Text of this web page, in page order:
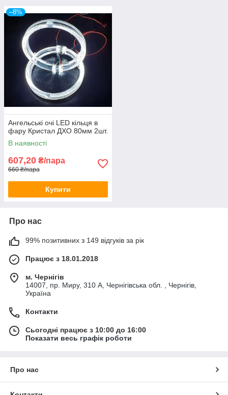
–8%
Ангельські очі LED кільця в
фару Кристал ДХО 80мм 2шт.
В наявності
607,20 ₴/пара
660 ₴/пара
Купити
Про нас
99% позитивних з 149 відгуків за рік
Працює з 18.01.2018
м. Чернігів
14007, пр. Миру, 310 А, Чернігівська обл. , Чернігів,
Україна
Контакти
Сьогодні працює з 10:00 до 16:00
Показати весь графік роботи
Про нас